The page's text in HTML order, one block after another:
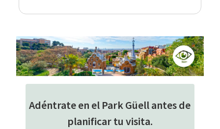
Adéntrate en el Park Güell antes de
planificar tu visita.